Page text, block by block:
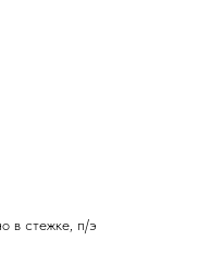
в стежке, п/э